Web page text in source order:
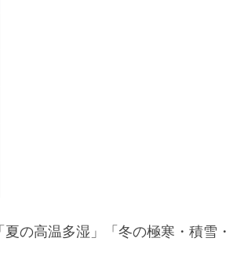
の高温多湿」「冬の極寒・積雪